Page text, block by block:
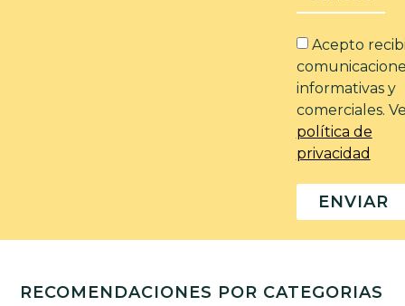
RECOMENDACIONES POR CATEGORIAS
Acepto
informativas y
comerciales.
política de
privacidad
ENVIAR